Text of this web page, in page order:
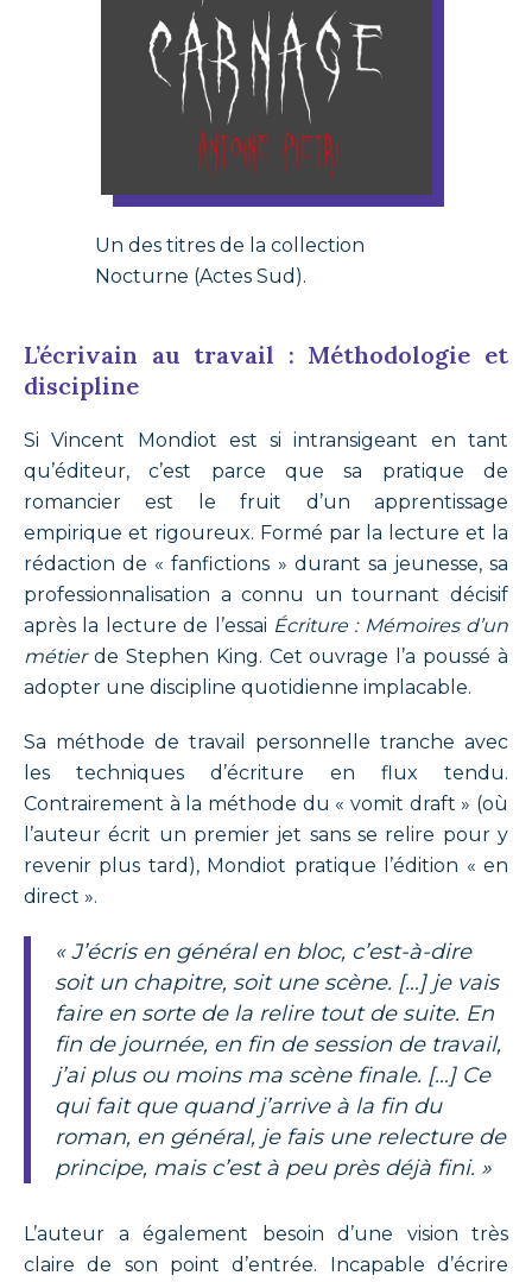
Un des titres de la collection
Nocturne (Actes Sud).
L’écrivain au travail : Méthodologie et
discipline
Si Vincent Mondiot est si intransigeant en tant
qu’éditeur, c’est parce que sa pratique de
romancier est le fruit d’un apprentissage
empirique et rigoureux. Formé par la lecture et la
rédaction de « fanfictions » durant sa jeunesse, sa
professionnalisation a connu un tournant décisif
après la lecture de l’essai Écriture : Mémoires d’un
métierde Stephen King. Cet ouvrage l’a poussé à
adopter une discipline quotidienne implacable.
Sa méthode de travail personnelle tranche avec
les techniques d’écriture en flux tendu.
Contrairement à la méthode du « vomit draft » (où
l’auteur écrit un premier jet sans se relire pour y
revenir plus tard), Mondiot pratique l’édition « en
direct ».
« J’écris en général en bloc, c’est-à-dire
soit un chapitre, soit une scène. […] je vais
faire en sorte de la relire tout de suite. En
fin de journée, en fin de session de travail,
j’ai plus ou moins ma scène finale. […] Ce
qui fait que quand j’arrive à la fin du
roman, en général, je fais une relecture de
principe, mais c’est à peu près déjà fini. »
L’auteur a également besoin d’une vision très
claire de son point d’entrée. Incapable d’écrire